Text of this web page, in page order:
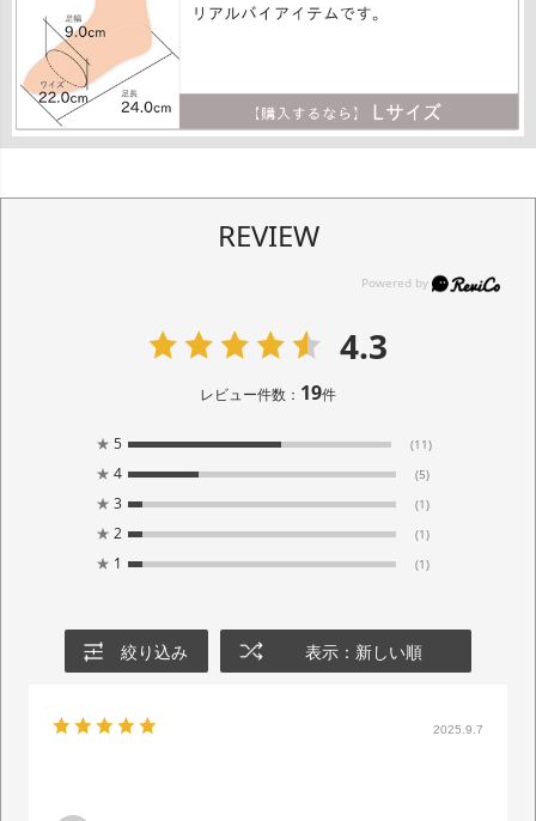
REVIEW
4.3
レビュー件数： 19件
★ 5 (11)
★ 4 (5)
★ 3 (1)
★ 2 (1)
★ 1 (1)
絞り込み 表示：新しい順
2025.9.7